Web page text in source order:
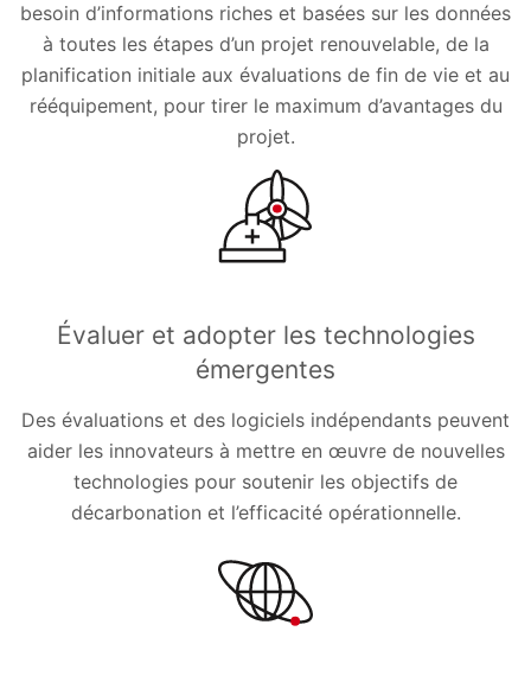
besoin d’informations riches et basées sur les données
à toutes les étapes d’un projet renouvelable, de la
planification initiale aux évaluations de fin de vie et au
rééquipement, pour tirer le maximum d’avantages du
projet.
Évaluer et adopter les technologies
émergentes
Des évaluations et des logiciels indépendants peuvent
aider les innovateurs à mettre en œuvre de nouvelles
technologies pour soutenir les objectifs de
décarbonation et l’efficacité opérationnelle.